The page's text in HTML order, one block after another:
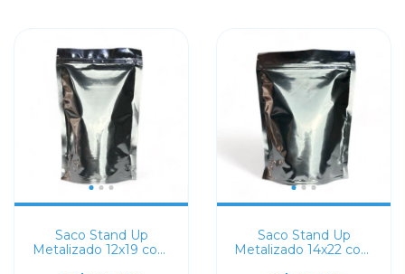
Saco Stand Up
Metalizado 12x19 com
Saco Stand Up
Metalizado 14x22 com